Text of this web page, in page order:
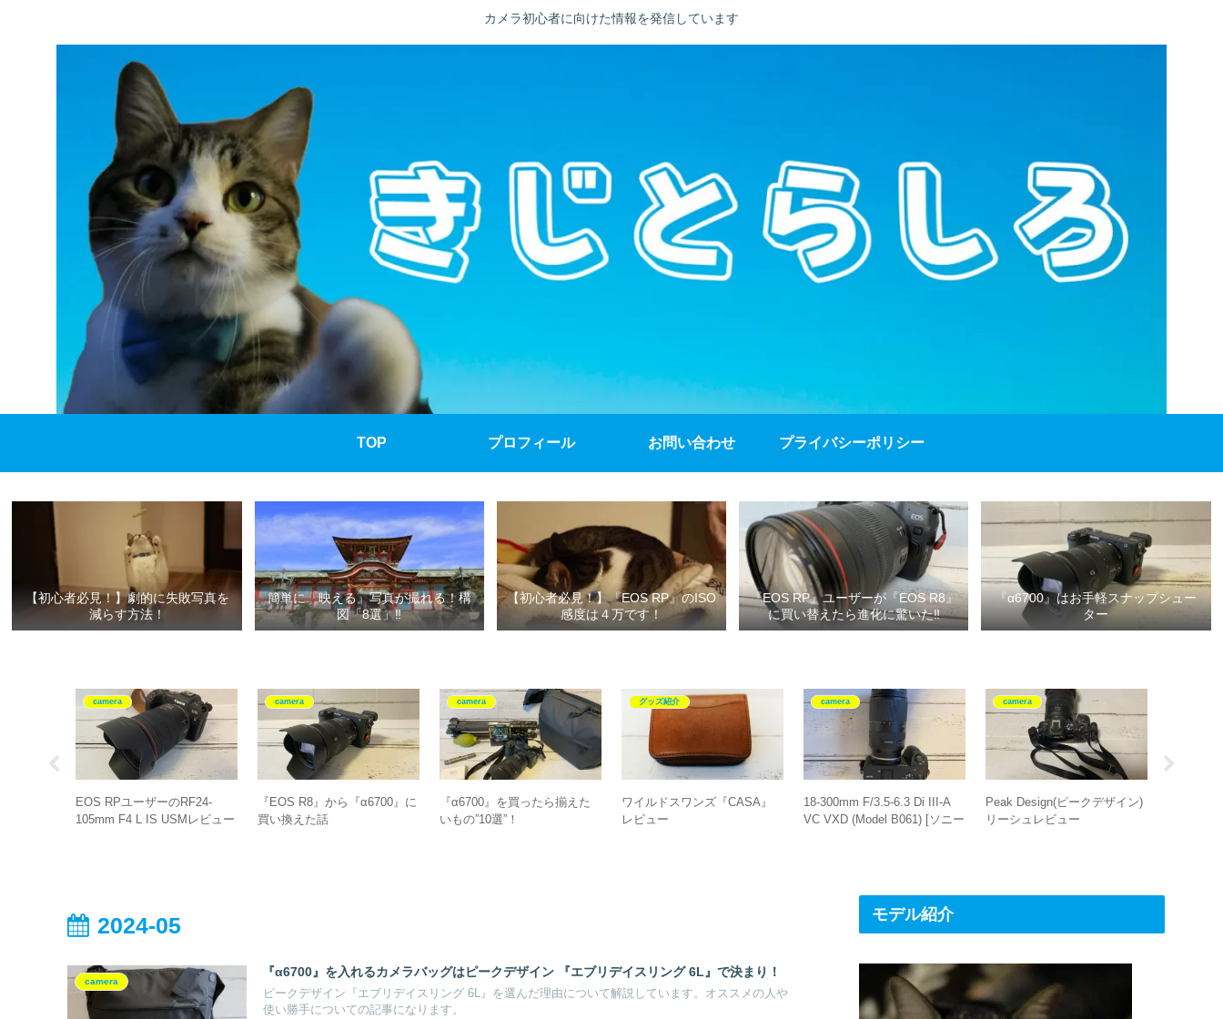
カメラ初心者に向けた情報を発信しています
TOP プロフィール お問い合わせ プライバシーポリシー
【初心者必見！】劇的に失敗写真を
減らす方法！
簡単に『映える』写真が撮れる！構
図「8選」‼
【初心者必見！】『EOS RP』のISO
感度は４万です！
『EOS RP』ユーザーが『EOS R8』
に買い替えたら進化に驚いた‼
『α6700』はお手軽スナップシュー
ター
camera
EOS RPユーザーのRF24-
105mm F4 L IS USMレビュー
camera
『EOS R8』から『α6700』に
買い換えた話
camera
『α6700』を買ったら揃えた
いもの”10選”！
グッズ紹介
ワイルドスワンズ『CASA』
レビュー
camera
18-300mm F/3.5-6.3 Di III-A
VC VXD (Model B061) [ソニー
camera
Peak Design(ピークデザイン)
リーシュレビュー
2024-05
camera
『α6700』を入れるカメラバッグはピークデザイン 『エブリデイスリング 6L』で決まり！
ピークデザイン『エブリデイスリング 6L』を選んだ理由について解説しています。オススメの人や
使い勝手についての記事になります。
モデル紹介